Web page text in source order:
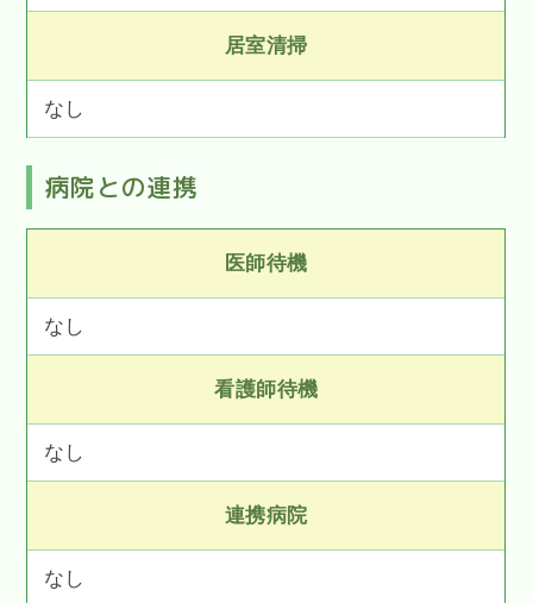
居室清掃
なし
病院との連携
医師待機
なし
看護師待機
なし
連携病院
なし